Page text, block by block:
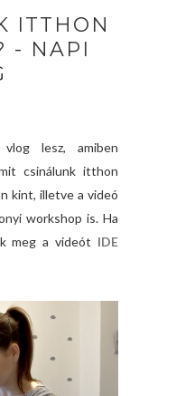
ITTHON
- NAPI
lesz, amiben
csinálunk itthon
kint, illetve a videó
workshop is. Ha
meg a videót IDE